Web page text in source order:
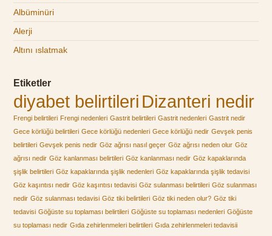
Albüminüri
Alerji
Altını ıslatmak
Etiketler
diyabet belirtileri Dizanteri nedir
Frengi belirtileri Frengi nedenleri Gastrit belirtileri Gastrit nedenleri Gastrit nedir
Gece körlüğü belirtileri Gece körlüğü nedenleri Gece körlüğü nedir Gevşek penis
belirtileri Gevşek penis nedir Göz ağrısı nasıl geçer Göz ağrısı neden olur Göz
ağrısı nedir Göz kanlanması belirtileri Göz kanlanması nedir Göz kapaklarında
şişlik belirtileri Göz kapaklarında şişlik nedenleri Göz kapaklarında şişlik tedavisi
Göz kaşıntısı nedir Göz kaşıntısı tedavisi Göz sulanması belirtileri Göz sulanması
nedir Göz sulanması tedavisi Göz tiki belirtileri Göz tiki neden olur? Göz tiki
tedavisi Göğüste su toplaması belirtileri Göğüste su toplaması nedenleri Göğüste
su toplaması nedir Gıda zehirlenmeleri belirtileri Gıda zehirlenmeleri tedavisii